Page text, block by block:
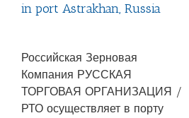
in port Astrakhan, Russia
Российская Зерновая
Компания РУССКАЯ
ТОРГОВАЯ ОРГАНИЗАЦИЯ /
РТО осуществляет в порту